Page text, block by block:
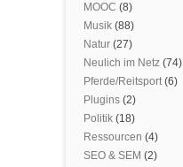
MOOC (8)
Musik (88)
Natur (27)
Neulich im Netz (74)
Pferde/Reitsport(6)
Plugins (2)
Politik (18)
Ressourcen (4)
SEO & SEM (2)